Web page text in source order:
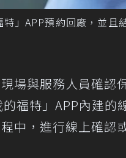
」APP預約回廠，並且
場與服務人員確認
福特」APP內建的
中，進行線上確認